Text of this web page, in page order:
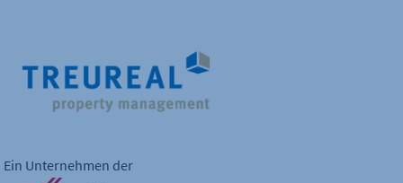
Ein Unternehmen der